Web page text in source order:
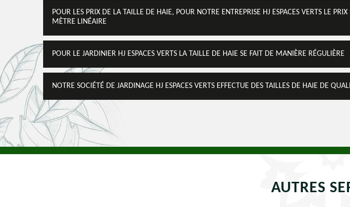
POUR LES PRIX DE LA TAILLE DE HAIE, POUR NOTRE ENTREPRISE HJ ESPACES VERTS LE PRIX
MÈTRE LINÉAIRE
POUR LE JARDINIER HJ ESPACES VERTS LA TAILLE DE HAIE SE FAIT DE MANIÈRE RÉGULIÈRE
NOTRE SOCIÉTÉ DE JARDINAGE HJ ESPACES VERTS EFFECTUE DES TAILLES DE HAIE DE
AUTRES